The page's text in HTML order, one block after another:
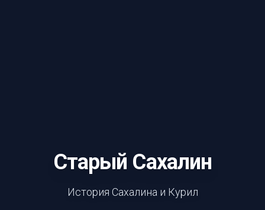
Старый Сахалин
История Сахалина и Курил